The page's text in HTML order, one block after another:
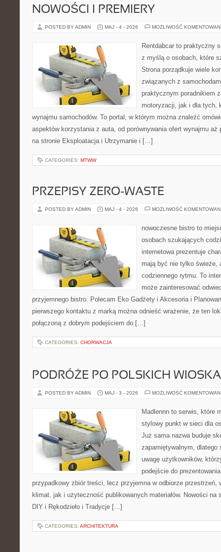
NOWOŚCI I PREMIERY
POSTED BY ADMIN MAJ - 4 - 2026 MOŻLIWOŚĆ
Rentdabcar to praktyczny
z myślą o osobach, które
Strona porządkuje wiele
związanych z
praktycznym poradnikiem
motoryzacji, jak i dla tych,
wynajmu samochodów. To portal, w którym można znaleźć
aspektów korzystania z auta, od porównywania ofert wynajmu aż
na stronie Eksploatacja i Utrzymanie i […]
CATEGORIES: MTWW
PRZEPISY ZERO-WASTE
POSTED BY ADMIN MAJ - 4 - 2026 MOŻLIWOŚĆ
nowoczesne bistro to
osobach szukających
internetowa prezentuje
mają być nie tylko świeże,
codziennego rytmu. To
może zainteresować
przyjemnego bistro. Polecam Eko Gadżety i Akcesoria i
pierwszego kontaktu z marką można odnieść wrażenie, że ten
połączoną z dobrym podejściem do […]
CATEGORIES: CHORWACJA
PODRÓŻE PO POLSKICH
POSTED BY ADMIN MAJ - 3 - 2026 MOŻLIWOŚĆ
Madlennn to serwis, które
stylowy punkt w sieci dla
Już sama nazwa buduje
zapamiętywalnym, dlatego
uwagę użytkowników,
podejście do
przypadkowy zbiór treści, lecz przyjemna w odbiorze przestrzeń,
klimat, jak i użyteczność publikowanych materiałów. Nowości na
DIY i Rękodzieło i Tradycje […]
CATEGORIES: ARCHITEKTURA